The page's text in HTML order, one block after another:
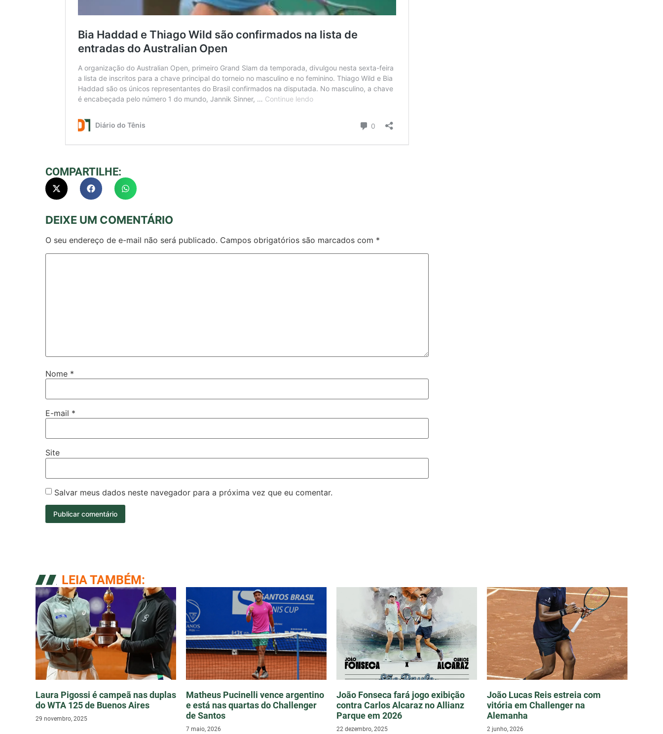
COMPARTILHE:
DEIXE UM COMENTÁRIO
O seu endereço de e-mail não será publicado. Campos obrigatórios são marcados com *
Nome *
E-mail *
Site
Salvar meus dados neste navegador para a próxima vez que eu comentar.
LEIA TAMBÉM:
Laura Pigossi é campeã nas duplas
do WTA 125 de Buenos Aires
29 novembro, 2025
Matheus Pucinelli vence argentino
e está nas quartas do Challenger
de Santos
7 maio, 2026
João Fonseca fará jogo exibição
contra Carlos Alcaraz no Allianz
Parque em 2026
22 dezembro, 2025
João Lucas Reis estreia com
vitória em Challenger na
Alemanha
2 junho, 2026